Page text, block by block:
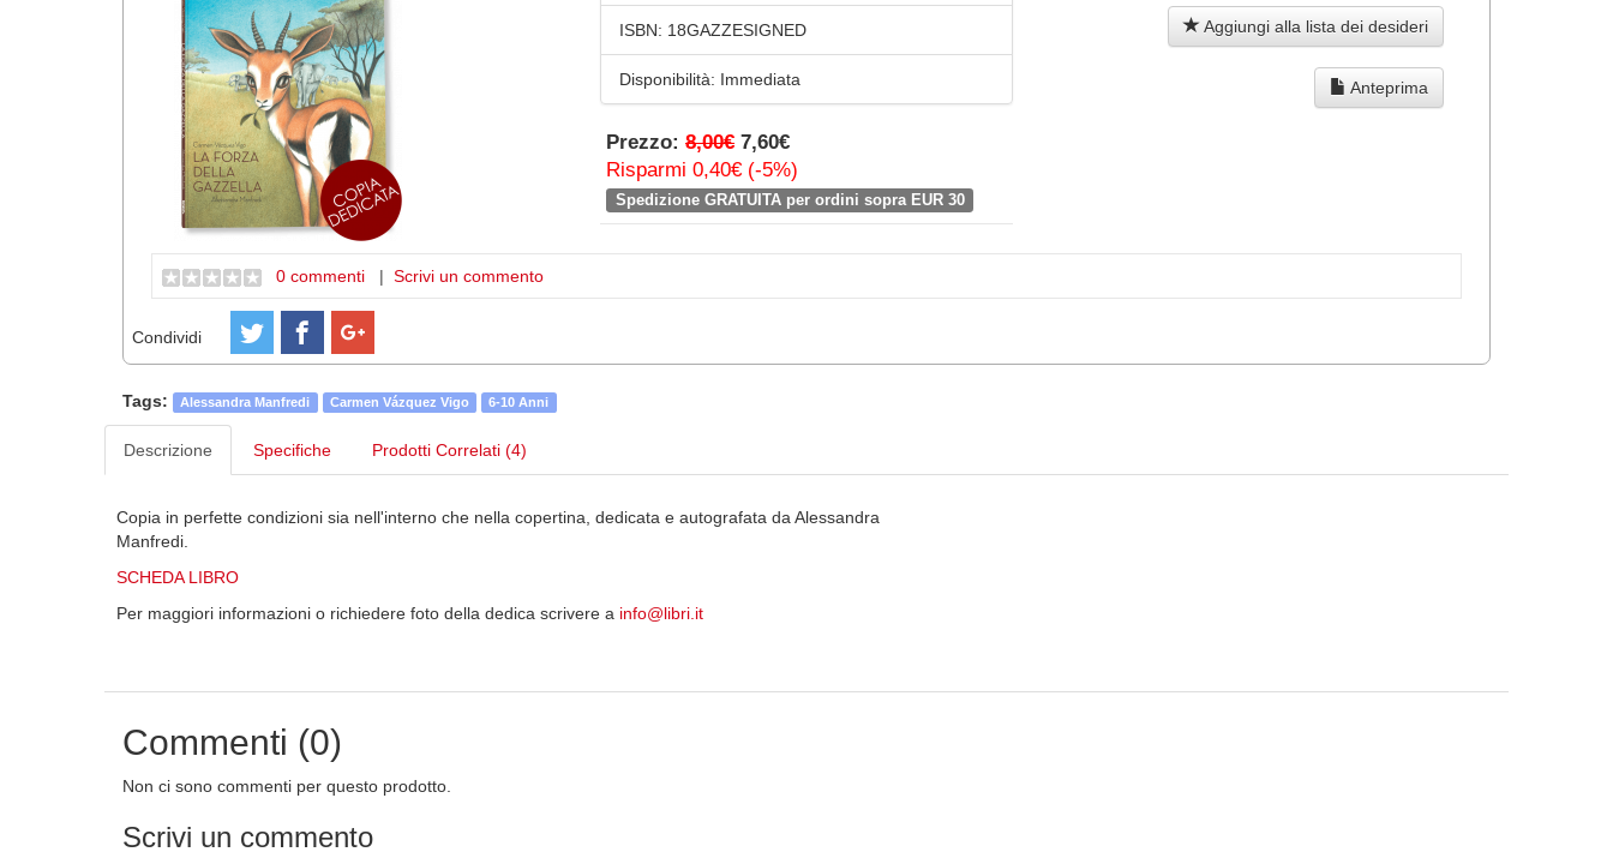
ISBN: 18GAZZESIGNED
Disponibilità: Immediata
Prezzo: 8,00€ 7,60€
Risparmi 0,40€ (-5%)
Spedizione GRATUITA per ordini sopra EUR 30
Aggiungi alla lista dei desideri
Anteprima
0 commenti | Scrivi un commento
Condividi
Tags: Alessandra Manfredi Carmen Vázquez Vigo 6-10 Anni
Descrizione Specifiche Prodotti Correlati (4)
Copia in perfette condizioni sia nell'interno che nella copertina, dedicata e autografata da Alessandra
Manfredi.
SCHEDA LIBRO
Per maggiori informazioni o richiedere foto della dedica scrivere a info@libri.it
Commenti (0)
Non ci sono commenti per questo prodotto.
Scrivi un commento